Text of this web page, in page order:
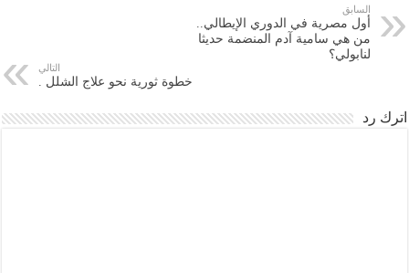
السابق
أول مصرية في الدوري الإيطالي..
من هي سامية آدم المنضمة حديثا
لنابولي؟
التالي
خطوة ثورية نحو علاج الشلل .
اترك رد